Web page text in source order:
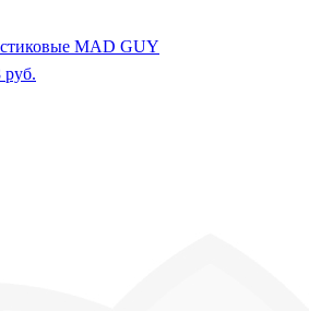
MAD GUY
руб.